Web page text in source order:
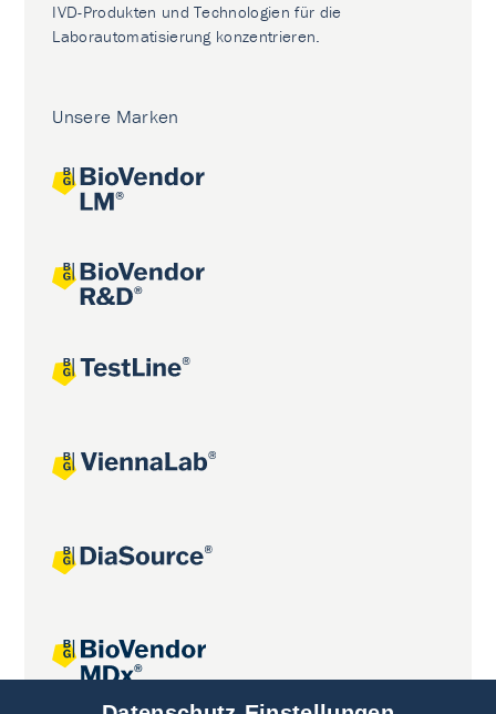
IVD-Produkten und Technologien für die
Laborautomatisierung konzentrieren.
Unsere Marken